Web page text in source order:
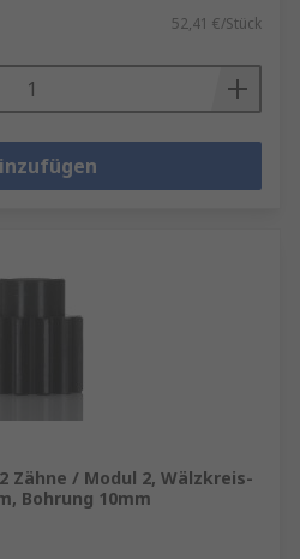
ermöglichen.
und
4.0 dazu
Systeme smarter
52,41 €/Stück
Zähne / Modul 2, Wälzkreis-
Bohrung 10mm